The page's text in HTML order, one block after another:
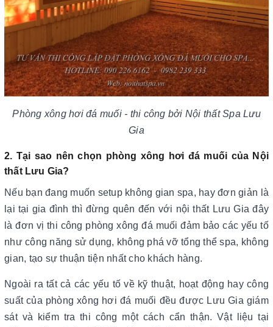
Phòng xông hơi đá muối - thi công bởi Nội thất Spa Lưu
Gia
2. Tại sao nên chọn phòng xông hơi đá muối của Nội
thất Lưu Gia?
Nếu bạn đang muốn setup không gian spa, hay đơn giản là
lại tại gia đình thì đừng quên đến với nội thất Lưu Gia đây
là đơn vị thi công phòng xông đá muối đảm bảo các yếu tố
như công năng sử dụng, không phá vỡ tổng thể spa, không
gian, tạo sự thuận tiện nhất cho khách hàng.
Ngoài ra tất cả các yếu tố về kỹ thuật, hoạt động hay công
suất của phòng xông hơi đá muối đều được Lưu Gia giám
sát và kiểm tra thi công một cách cẩn thận. Vật liệu tại